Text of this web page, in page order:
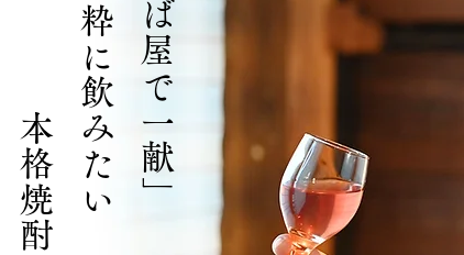
「そば屋で一献」
​ 粋に飲みたい
本格焼酎